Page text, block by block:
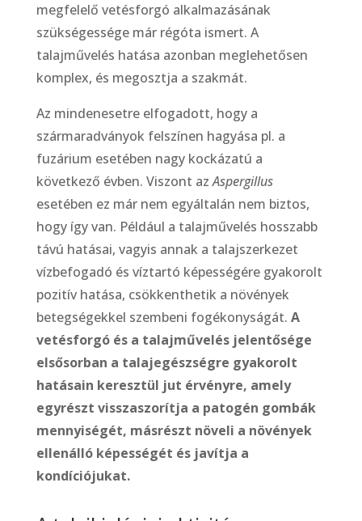
megfelelő vetésforgó alkalmazásának
szükségessége már régóta ismert. A
talajművelés hatása azonban meglehetősen
komplex, és megosztja a szakmát.
Az mindenesetre elfogadott, hogy a
szármaradványok felszínen hagyása pl. a
fuzárium esetében nagy kockázatú a
következő évben. Viszont azAspergillus
esetében ez már nem egyáltalán nem biztos,
hogy így van. Például a talajművelés hosszabb
távú hatásai, vagyis annak a talajszerkezet
vízbefogadó és víztartó képességére gyakorolt
pozitív hatása, csökkenthetik a növények
betegségekkel szembeni fogékonyságát. A
vetésforgó és a talajművelés jelentősége
elsősorban a talajegészségre gyakorolt
hatásain keresztül jut érvényre, amely
egyrészt visszaszorítja a patogén gombák
mennyiségét, másrészt növeli a növények
ellenálló képességét és javítja a
kondíciójukat.